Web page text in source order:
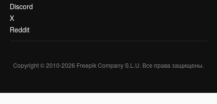
Discord
X
Reddit
Copyright © 2010-2026 Freepik Company S.L.U. Все права защищены.